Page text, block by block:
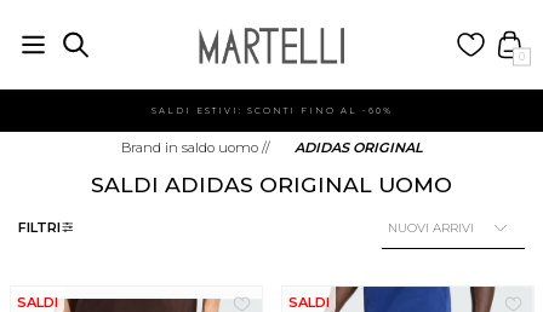
0
SALDI ESTIVI: SCONTI FINO AL -60%
Brand in saldo uomo// ADIDAS ORIGINAL
FILTRI
SALDI ADIDAS ORIGINAL UOMO
SALDI SALDI